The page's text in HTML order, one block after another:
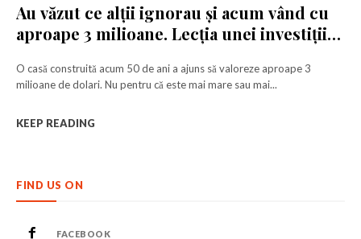
Au văzut ce alții ignorau și acum vând cu
aproape 3 milioane. Lecția unei investiții
O casă construită acum 50 de ani a ajuns să valoreze aproape 3
milioane de dolari. Nu pentru că este mai mare sau mai...
KEEP READING
FIND US ON
FACEBOOK